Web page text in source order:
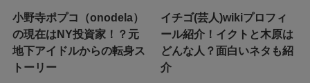
小野寺ポプコ（onodela）
の現在はNY投資家！？元
地下アイドルからの転身ス
トーリー
イチゴ(芸人)wikiプロフィ
ール紹介！イクトと木原は
どんな人？面白いネタも紹
介